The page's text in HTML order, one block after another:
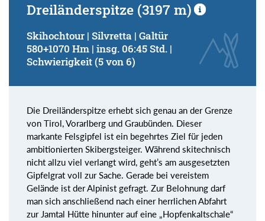
Dreiländerspitze (3197 m)
Skihochtour | Silvretta | Galtür
580+1070 Hm | insg. 06:45 Std. |
Schwierigkeit (5 von 6)
Die Dreiländerspitze erhebt sich genau an der Grenze
von Tirol, Vorarlberg und Graubünden. Dieser
markante Felsgipfel ist ein begehrtes Ziel für jeden
ambitionierten Skibergsteiger. Während skitechnisch
nicht allzu viel verlangt wird, geht’s am ausgesetzten
Gipfelgrat voll zur Sache. Gerade bei vereistem
Gelände ist der Alpinist gefragt. Zur Belohnung darf
man sich anschließend nach einer herrlichen Abfahrt
zur Jamtal Hütte hinunter auf eine „Hopfenkaltschale“